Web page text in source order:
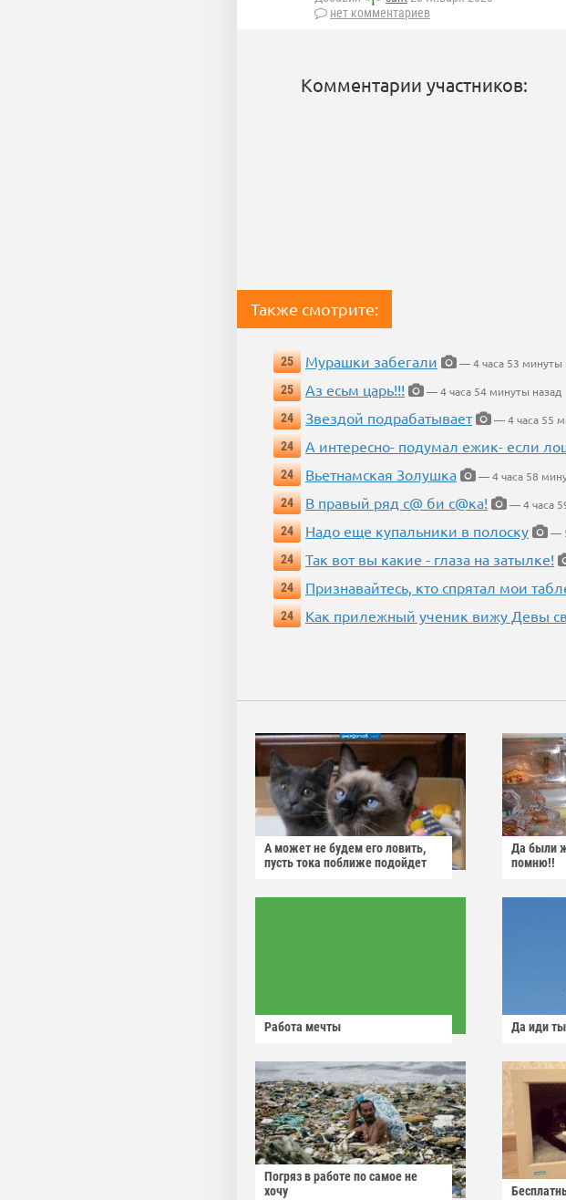
нет комментариев
Комментарии участников:
Также смотрите:
25 Мурашки забегали
— 4 часа 53 минуты
25
Аз есьм царь!!!
— 4 часа 54 минуты назад
24
Звездой подрабатывает
— 4 часа 55
24
А интересно- подумал ежик- если
24
Вьетнамская Золушка
— 4 часа 58
24
В правый ряд с@ би с@ка!
— 4 часа
24
Надо еще купальники в полоску
—
24
Так вот вы какие - глаза на затылке!
24
Признавайтесь, кто спрятал мои
24
Как прилежный ученик вижу Девы
А может не будем его ловить,
пусть тока поближе подойдет
Да были
помню!!
Работа мечты Да иди
Погряз в работе по самое не
хочу